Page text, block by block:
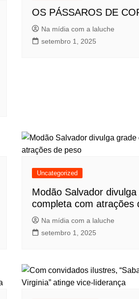
OS PÁSSAROS DE
Na mídia com a laluche
setembro 1, 2025
Uncategorized
Modão Salvador
completa com atrações
Na mídia com a laluche
setembro 1, 2025